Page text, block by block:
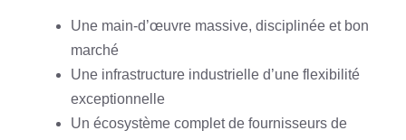
Une main-d’œuvre massive, disciplinée et bon
marché
Une infrastructure industrielle d’une flexibilité
exceptionnelle
Un écosystème complet de fournisseurs de